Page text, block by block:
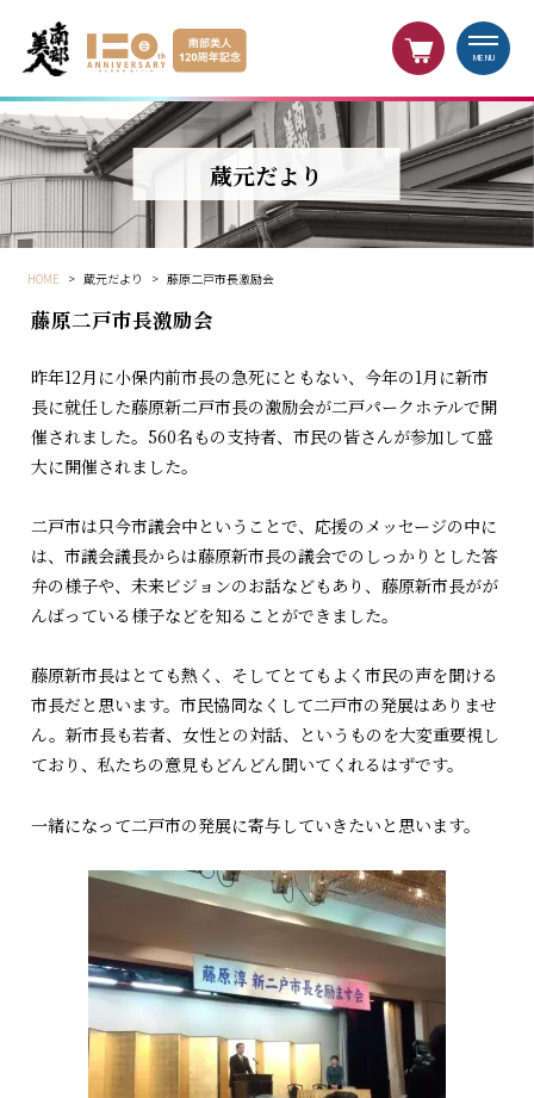
MENU
蔵元だより
HOME > 蔵元だより > 藤原二戸市長激励会
藤原二戸市長激励会
昨年12月に小保内前市長の急死にともない、今年の1月に新市
長に就任した藤原新二戸市長の激励会が二戸パークホテルで開
催されました。560名もの支持者、市民の皆さんが参加して盛
大に開催されました。
二戸市は只今市議会中ということで、応援のメッセージの中に
は、市議会議長からは藤原新市長の議会でのしっかりとした答
弁の様子や、未来ビジョンのお話などもあり、藤原新市長がが
んばっている様子などを知ることができました。
藤原新市長はとても熱く、そしてとてもよく市民の声を聞ける
市長だと思います。市民協同なくして二戸市の発展はありませ
ん。新市長も若者、女性との対話、というものを大変重要視し
ており、私たちの意見もどんどん聞いてくれるはずです。
一緒になって二戸市の発展に寄与していきたいと思います。